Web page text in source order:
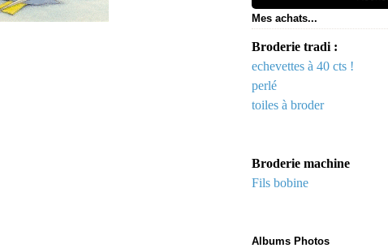
Mes achats...
Broderie tradi :
echevettes à 40 cts !
perlé
toiles à broder
Broderie machine
Fils bobine
Albums Photos